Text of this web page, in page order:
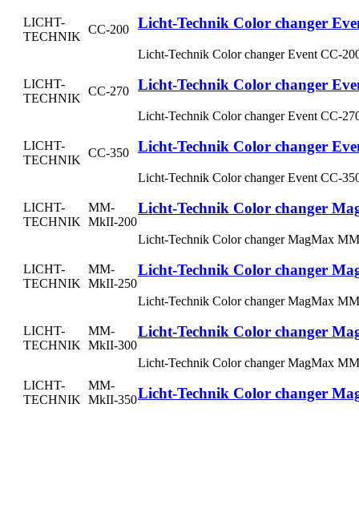
LICHT-
TECHNIK
CC-200 Licht-Technik Color changer
Licht-Technik Color changer Event CC-
LICHT-
TECHNIK
CC-270 Licht-Technik Color changer
Licht-Technik Color changer Event CC-
LICHT-
TECHNIK
CC-350 Licht-Technik Color changer
Licht-Technik Color changer Event CC-
LICHT-
TECHNIK
MM-
MkII-200
Licht-Technik Color changer
Licht-Technik Color changer MagMax
LICHT-
TECHNIK
MM-
MkII-250
Licht-Technik Color changer
Licht-Technik Color changer MagMax
LICHT-
TECHNIK
MM-
MkII-300
Licht-Technik Color changer
Licht-Technik Color changer MagMax
LICHT-
TECHNIK
MM-
MkII-350Licht-Technik Color changer